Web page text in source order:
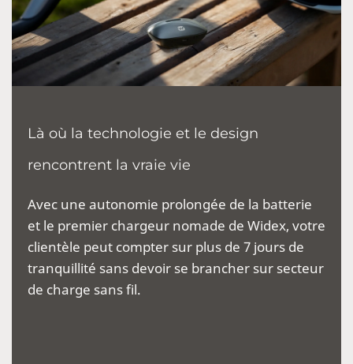
Là où la technologie et le design
rencontrent la vraie vie
Avec une autonomie prolongée de la batterie
et le premier chargeur nomade de Widex, votre
clientèle peut compter sur plus de 7 jours de
tranquillité sans devoir se brancher sur secteur
de charge sans fil.